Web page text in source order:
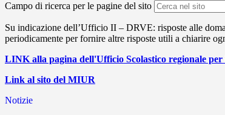
Campo di ricerca per le pagine del sito
Su indicazione dell’Ufficio II – DRVE: risposte alle
periodicamente per fornire altre risposte utili a chiarire
LINK alla pagina dell'Ufficio Scolastico regionale per
Link al sito del MIUR
Notizie